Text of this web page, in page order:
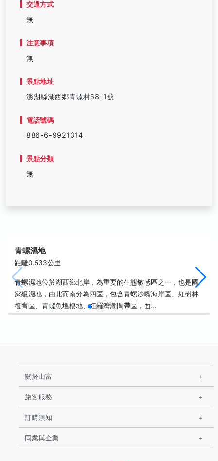
交通方式
無
注意事項
無
景點地址
澎湖縣湖西鄉青螺村68-1號
電話號碼
886-6-9921314
景點分類
無
青螺濕地
距離0.533公里
青螺濕地位於湖西鄉北岸，為重要的生態敏感區之一，也是國
家級濕地，由北而南分為四區，包含青螺沙嘴海岸區、紅樹林
復育區、青螺魚塭棲地、紅羅灣潮間帶區，面…
關於山富
旅客服務
訂購須知
同業與企業